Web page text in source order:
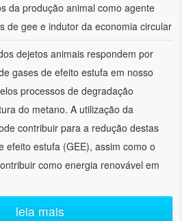
da produção animal como agente
de gee e indutor da economia circular
dejetos animais respondem por
gases de efeito estufa em nosso
processos de degradação
do metano. A utilização da
contribuir para a redução destas
efeito estufa (GEE), assim como o
como energia renovável em
leia mais